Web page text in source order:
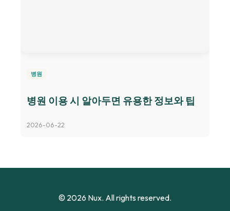
병원
병원 이용 시 알아두면 유용한 정보와 팁
2026-06-22
© 2026 Nux. All rights reserved.